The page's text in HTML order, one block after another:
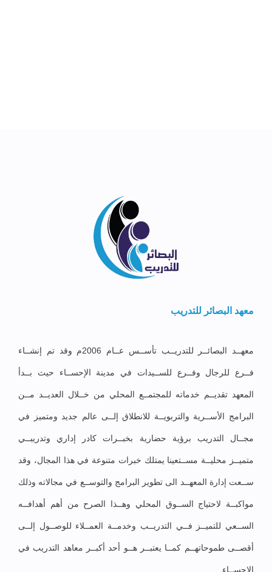
معهد البصائر للتدريب
معهــد البصائــر للتدريــب تأســس عــام 2006م وقد تم إنشــاء
فــرع للرجال وفــرع للســيدات في مدينة الإحســاء حيث بــدأ
المعهد تقديــم خدماته للمجتمــع المحلي من خــلال العديــد مــن
البرامج الأســرية والتربويــة للانطلاق إلــى عالم جديد ومتميز في
مجــال التدريب برؤية حضارية بخبــرات كادر إداري وتدريبــي
متميــز محليــة مســتعينا يمتلك خبرات متنوعة في هذا المجال، وقد
ســعت إدارة المعهــد الى تطوير البرامج والتوســع في مجالاته وذلك
مواكبــة لاحتياج الســوق المحلي وهــذا الصرح من أهم أهدافــه
الســعي للتميــز فــي التدريــب وخدمــة العمــلاء للوصــول إلــى
أقصــى طموحاتهــم كمــا يعتبــر هــو أحد أكبــر معاهد التدريب في
الاحســاء.